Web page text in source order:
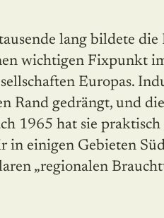
lang bildete
wichtigen Fixpunkt
Europas.
Rand gedrängt, und
1965 hat sie praktisch
in einigen Gebieten
„regionalen